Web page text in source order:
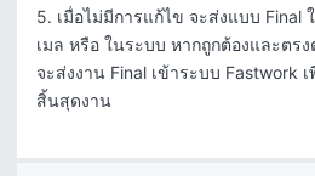
5. เมื่อไม่มีการแก้ไข จะส่งแบบ Final
เมล หรือ ในระบบ หากถูกต้องและตร
จะส่งงาน Final เข้าระบบ Fastwork
สิ้นสุดงาน